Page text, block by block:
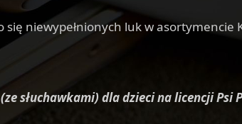
się niewypełnionych luk w
słuchawkami) dla dzieci na licencji Psi